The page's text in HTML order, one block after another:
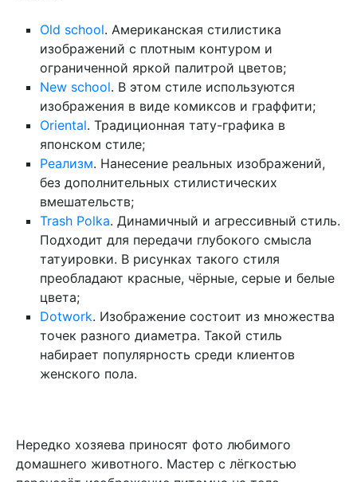
Old school. Американская стилистика
изображений с плотным контуром и
ограниченной яркой палитрой цветов;
New school. В этом стиле используются
изображения в виде комиксов и граффити;
Oriental. Традиционная тату-графика в
японском стиле;
Реализм. Нанесение реальных изображений,
без дополнительных стилистических
вмешательств;
Trash Polka. Динамичный и агрессивный стиль.
Подходит для передачи глубокого смысла
татуировки. В рисунках такого стиля
преобладают красные, чёрные, серые и белые
цвета;
Dotwork. Изображение состоит из множества
точек разного диаметра. Такой стиль
набирает популярность среди клиентов
женского пола.
Нередко хозяева приносят фото любимого
домашнего животного. Мастер с лёгкостью